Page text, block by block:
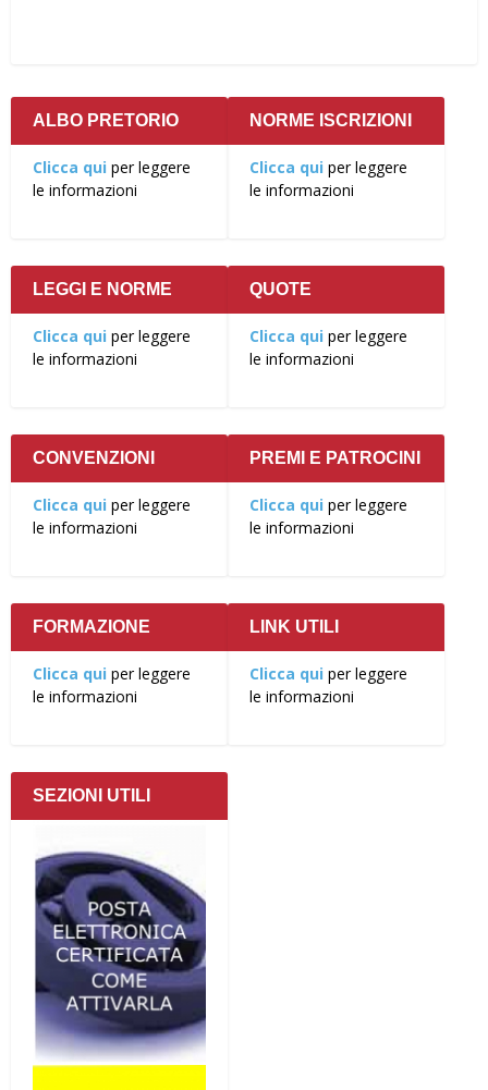
ALBO PRETORIO
Clicca qui per leggere
le informazioni
NORME ISCRIZIONI
Clicca qui per leggere
le informazioni
LEGGI E NORME
Clicca qui per leggere
le informazioni
QUOTE
Clicca qui per leggere
le informazioni
CONVENZIONI
Clicca qui per leggere
le informazioni
PREMI E PATROCINI
Clicca qui per leggere
le informazioni
FORMAZIONE
Clicca qui per leggere
le informazioni
LINK UTILI
Clicca qui per leggere
le informazioni
SEZIONI UTILI